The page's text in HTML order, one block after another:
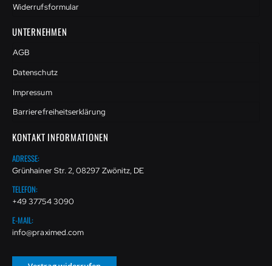
Widerrufsformular
UNTERNEHMEN
AGB
Datenschutz
Impressum
Barrierefreiheitserklärung
KONTAKT INFORMATIONEN
ADRESSE:
Grünhainer Str. 2, 08297 Zwönitz, DE
TELEFON:
+49 37754 3090
E-MAIL:
info@praximed.com